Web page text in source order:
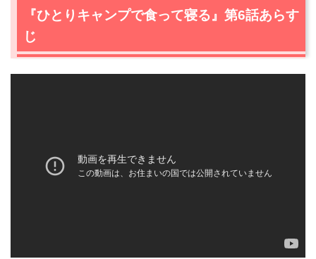
感想
2.2
2.5知ると奥深い！“七子（夏帆）の釣り”を見ると一筋縄で
『ひとりキャンプで食って寝る』第6話あらす
じ